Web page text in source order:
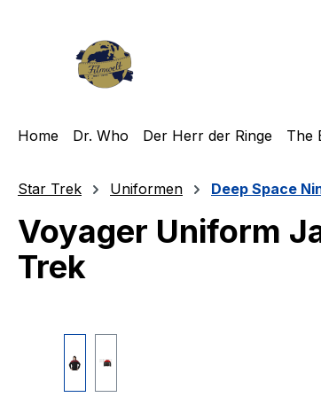
Home Dr. Who Der Herr der Ringe The
Star Trek Uniformen Deep Space
Voyager Uniform
Trek